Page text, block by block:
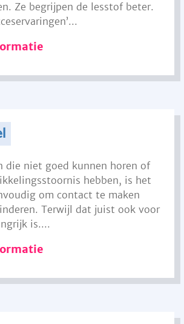
Ze begrijpen de lesstof beter.
die niet goed kunnen horen of
hebben, is het
om contact te maken
Terwijl dat juist ook voor
is....